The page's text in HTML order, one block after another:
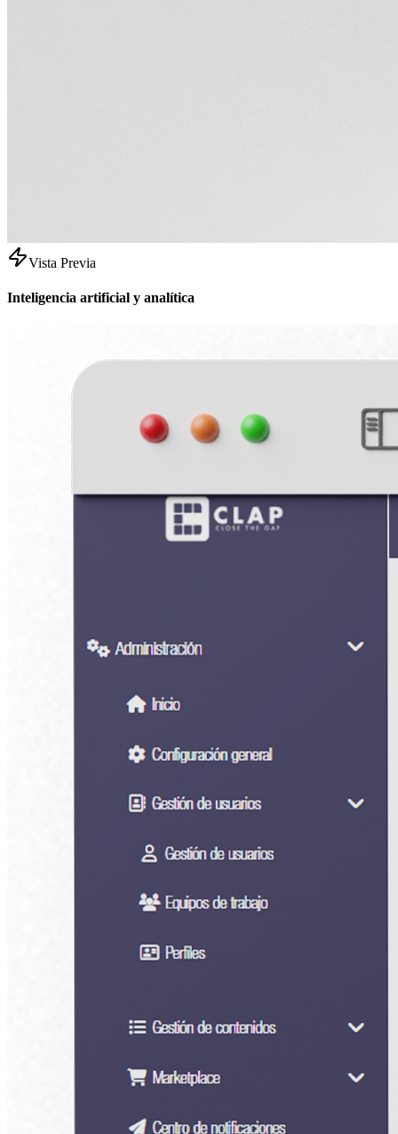
Vista Previa
Inteligencia artificial y analítica